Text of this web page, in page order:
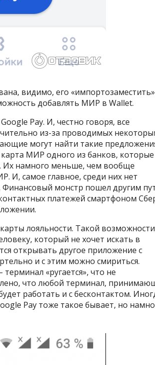
видимо, его
добавлять МИР в Wallet.
Pay. И, честно говоря, все
из-за проводимых
могут найти такие
МИР одного из банков, которые
Их намного меньше, чем вообще
И, самое главное, среди них нет
Финансовый монстр пошел другим
платежей смартфоном
лояльности. Такой возможности
который не хочет искать в
открывать другое приложение с
и с этим можно смириться.
«ругается», что не
что любой терминал,
работать и с бесконтактом.
Pay тоже такое бывает, но